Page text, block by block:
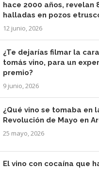
hace 2000 años, revelan
halladas en pozos
12 junio, 2026
¿Te dejarías filmar la
tomás vino, para un
premio?
9 junio, 2026
¿Qué vino se tomaba en
Revolución de Mayo en
25 mayo, 2026
El vino con cocaína que